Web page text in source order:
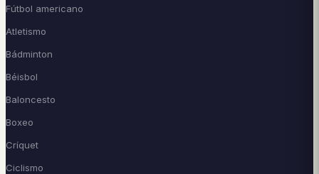
Fútbol americano
Atletismo
Bádminton
Béisbol
Baloncesto
Boxeo
Críquet
Ciclismo